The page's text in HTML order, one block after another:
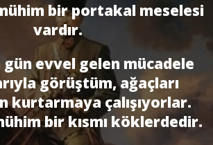
bir portakal meselesi
vardır.
gün evvel gelen mücadele
görüştüm, ağaçları
kurtarmaya çalışıyorlar.
bir kısmı köklerdedir.